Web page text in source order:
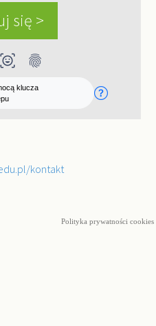
ar_on_you fingerprint
klucza
kontakt
Polityka prywatności cookies